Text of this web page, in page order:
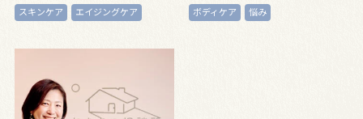
スキンケア エイジングケア ボディケア 悩み